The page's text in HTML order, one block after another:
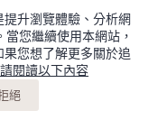
提升瀏覽體驗、分析網
您繼續使用本網站，
果您想了解更多關於追
請閱讀以下內容
絕策
限公司